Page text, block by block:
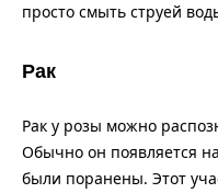
просто смыть струей
Рак
Рак у розы можно
Обычно он появляется
были поранены. Этот